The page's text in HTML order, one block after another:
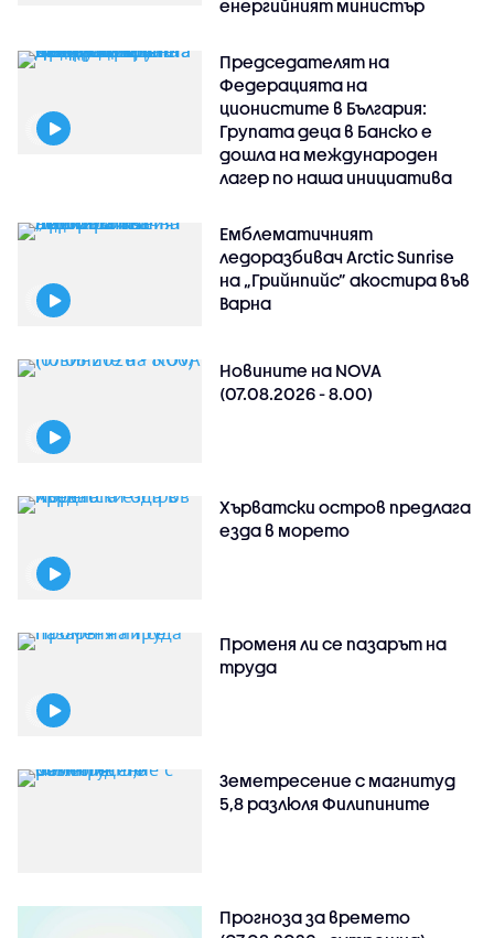
енергийният министър
Председателят на
Федерацията на
ционистите в България:
Групата деца в Банско е
дошла на международен
лагер по наша инициатива
Емблематичният
ледоразбивач Arctic Sunrise
на „Грийнпийс” акостира във
Варна
Новините на NOVA
(07.08.2026 - 8.00)
Хърватски остров предлага
езда в морето
Променя ли се пазарът на
труда
Земетресение с магнитуд
5,8 разлюля Филипините
Прогноза за времето